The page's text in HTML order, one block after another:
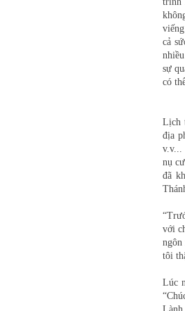
cả
sự
có
Lịch
địa
v.v...
nụ
đã
với
ngôn
tôi
Lúc